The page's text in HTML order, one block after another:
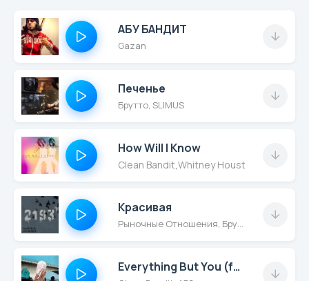
АБУ БАНДИТ
Gazan
Печенье
Брутто, SLIMUS
How Will I Know
Clean Bandit Whitney Houston
Красивая
Рыночные Отношения, Брутто
Everything But You (feat. A7S)